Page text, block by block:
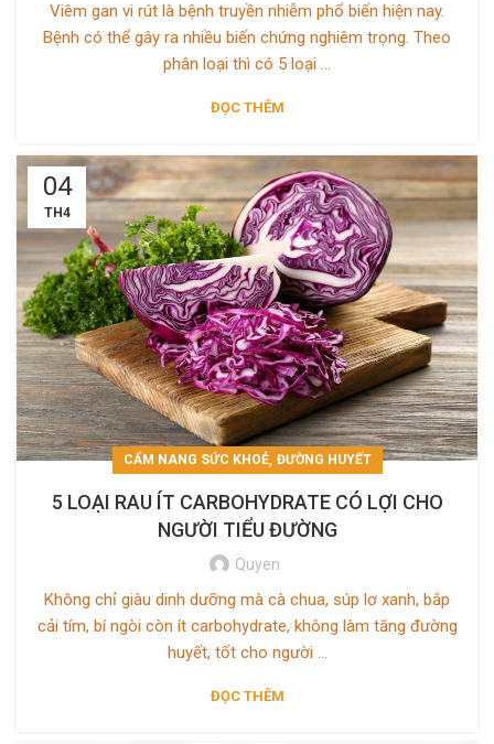
Viêm gan vi rút là bệnh truyền nhiễm phổ biến hiện nay.
Bệnh có thể gây ra nhiều biến chứng nghiêm trọng. Theo
phân loại thì có 5 loại ...
ĐỌC THÊM
04
TH4
CẨM NANG SỨC KHOẺ, ĐƯỜNG HUYẾT
5 LOẠI RAU ÍT CARBOHYDRATE CÓ LỢI CHO
NGƯỜI TIỂU ĐƯỜNG
Quyen
Không chỉ giàu dinh dưỡng mà cà chua, súp lơ xanh, bắp
cải tím, bí ngòi còn ít carbohydrate, không làm tăng đường
huyết, tốt cho người ...
ĐỌC THÊM